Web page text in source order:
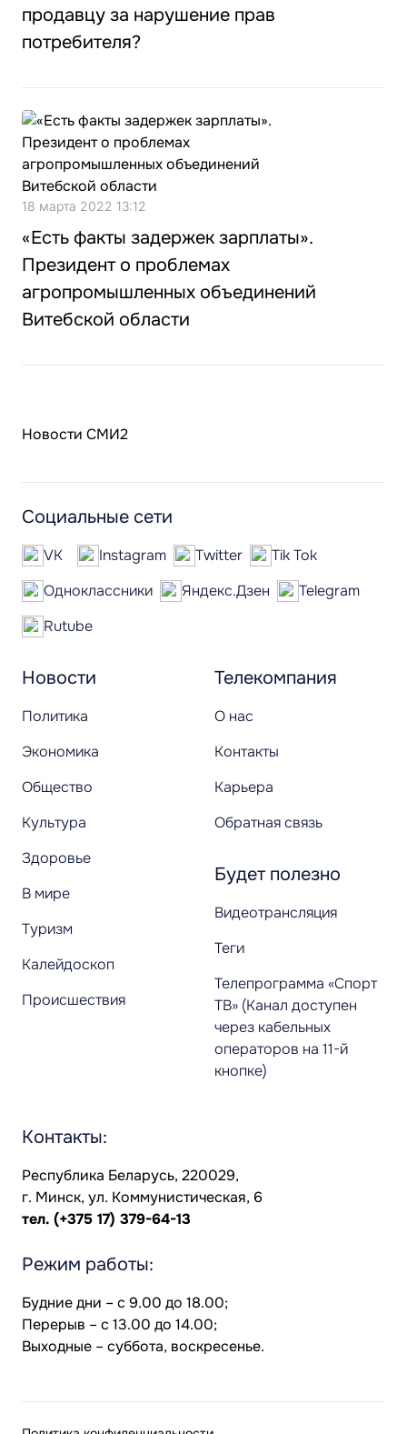
продавцу за нарушение прав
потребителя?
18 марта 2022 13:12
«Есть факты задержек зарплаты».
Президент о проблемах
агропромышленных объединений
Витебской области
Новости СМИ2
Новости
Политика
Экономика
Общество
Культура
Здоровье
В мире
Туризм
Калейдоскоп
Происшествия
Телекомпания
О нас
Контакты
Карьера
Обратная связь
Будет полезно
Видеотрансляция
Теги
Телепрограмма «Спорт
ТВ» (Канал доступен
через кабельных
операторов на 11-й
кнопке)
Социальные сети
VK Instagram Twitter
Tik Tok
Одноклассники
Яндекс.Дзен
Telegram
Rutube
Контакты:
Республика Беларусь, 220029,
г. Минск, ул. Коммунистическая, 6
тел. (+375 17) 379-64-13
Режим работы:
Будние дни – с 9.00 до 18.00;
Перерыв – с 13.00 до 14.00;
Выходные – суббота, воскресенье.